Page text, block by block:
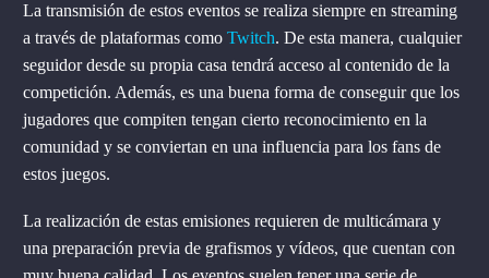
La transmisión de estos eventos se realiza siempre en streaming
a través de plataformas como Twitch. De esta manera, cualquier
seguidor desde su propia casa tendrá acceso al contenido de la
competición. Además, es una buena forma de conseguir que los
jugadores que compiten tengan cierto reconocimiento en la
comunidad y se conviertan en una influencia para los fans de
estos juegos.
La realización de estas emisiones requieren de multicámara y
una preparación previa de grafismos y vídeos, que cuentan con